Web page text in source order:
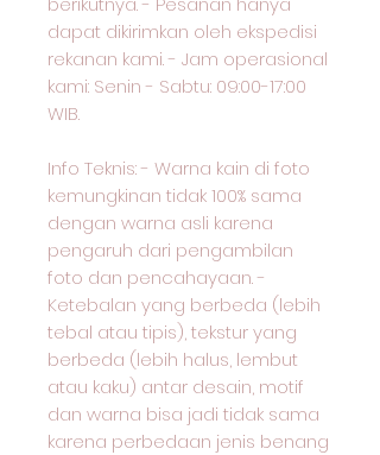
dapat dikirimkan oleh ekspedisi
rekanan kami. - Jam operasional
kami: Senin - Sabtu: 09:00-17:00
WIB.
Info Teknis: - Warna kain di foto
kemungkinan tidak 100% sama
dengan warna asli karena
pengaruh dari pengambilan
foto dan pencahayaan. -
Ketebalan yang berbeda (lebih
tebal atau tipis), tekstur yang
berbeda (lebih halus, lembut
atau kaku) antar desain, motif
dan warna bisa jadi tidak sama
karena perbedaan jenis benang